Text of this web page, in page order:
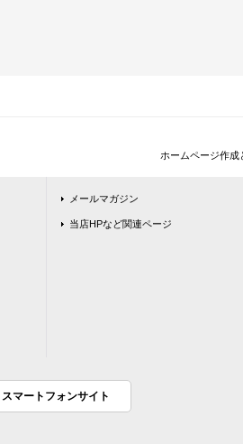
ホームページ作成
メールマガジン
当店HPなど関連ページ
スマートフォンサイト